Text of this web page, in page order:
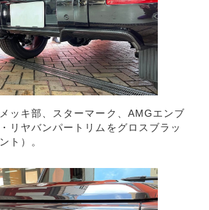
ッキ部、スターマーク、AMGエンブ
リヤバンパートリムをグロスブラッ
ト）。